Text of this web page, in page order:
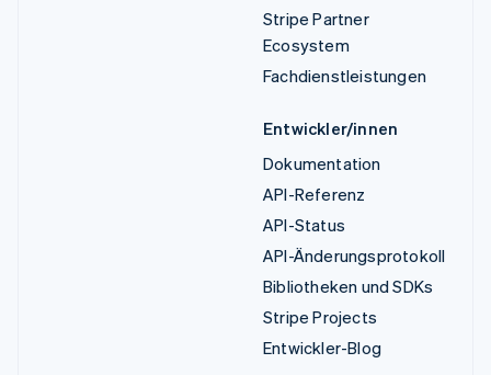
Stripe Partner
Ecosystem
Fachdienstleistungen
Entwickler/innen
Dokumentation
API-Referenz
API-Status
API-Änderungsprotokoll
Bibliotheken und SDKs
Stripe Projects
Entwickler-Blog